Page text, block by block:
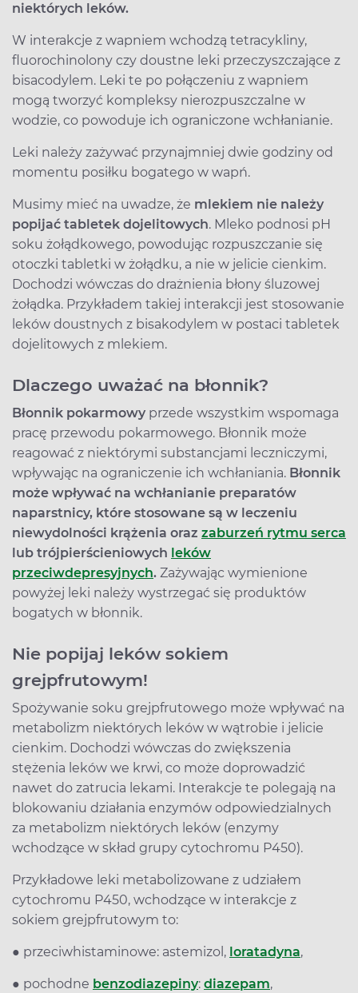
niektórych leków.
W interakcje z wapniem wchodzą tetracykliny,
fluorochinolony czy doustne leki przeczyszczające z
bisacodylem. Leki te po połączeniu z wapniem
mogą tworzyć kompleksy nierozpuszczalne w
wodzie, co powoduje ich ograniczone wchłanianie.
Leki należy zażywać przynajmniej dwie godziny od
momentu posiłku bogatego w wapń.
Musimy mieć na uwadze, że mlekiem nie należy
popijać tabletek dojelitowych. Mleko podnosi pH
soku żołądkowego, powodując rozpuszczanie się
otoczki tabletki w żołądku, a nie w jelicie cienkim.
Dochodzi wówczas do drażnienia błony śluzowej
żołądka. Przykładem takiej interakcji jest stosowanie
leków doustnych z bisakodylem w postaci tabletek
dojelitowych z mlekiem.
Dlaczego uważać na błonnik?
Błonnik pokarmowy przede wszystkim wspomaga
pracę przewodu pokarmowego. Błonnik może
reagować z niektórymi substancjami leczniczymi,
wpływając na ograniczenie ich wchłaniania. Błonnik
może wpływać na wchłanianie preparatów
naparstnicy, które stosowane są w leczeniu
niewydolności krążenia oraz zaburzeń rytmu serca
lub trójpierścieniowych leków
przeciwdepresyjnych. Zażywając wymienione
powyżej leki należy wystrzegać się produktów
bogatych w błonnik.
Nie popijaj leków sokiem
grejpfrutowym!
Spożywanie soku grejpfrutowego może wpływać na
metabolizm niektórych leków w wątrobie i jelicie
cienkim. Dochodzi wówczas do zwiększenia
stężenia leków we krwi, co może doprowadzić
nawet do zatrucia lekami. Interakcje te polegają na
blokowaniu działania enzymów odpowiedzialnych
za metabolizm niektórych leków (enzymy
wchodzące w skład grupy cytochromu P450).
Przykładowe leki metabolizowane z udziałem
cytochromu P450, wchodzące w interakcje z
sokiem grejpfrutowym to:
● przeciwhistaminowe: astemizol, loratadyna,
● pochodne benzodiazepiny: diazepam,